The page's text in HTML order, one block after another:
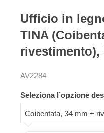
Ufficio in
TINA
rivestimento),
AV2284
Seleziona l’opzione
Coibentata, 34 mm +